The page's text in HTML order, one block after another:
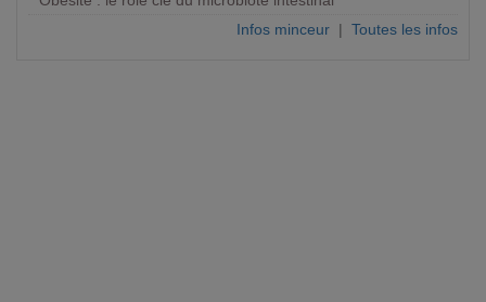
Infos minceur | Toutes les infos